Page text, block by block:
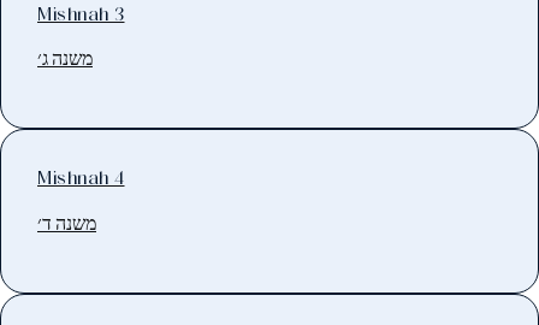
Mishnah 3
משנה ג׳
Mishnah 4
משנה ד׳